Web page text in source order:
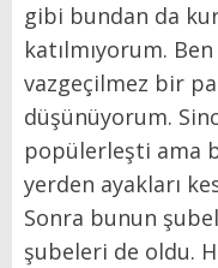
gibi bundan da
katılmıyorum.
vazgeçilmez bir
düşünüyorum.
popülerleşti ama
yerden ayakları
Sonra bunun
şubeleri de oldu.